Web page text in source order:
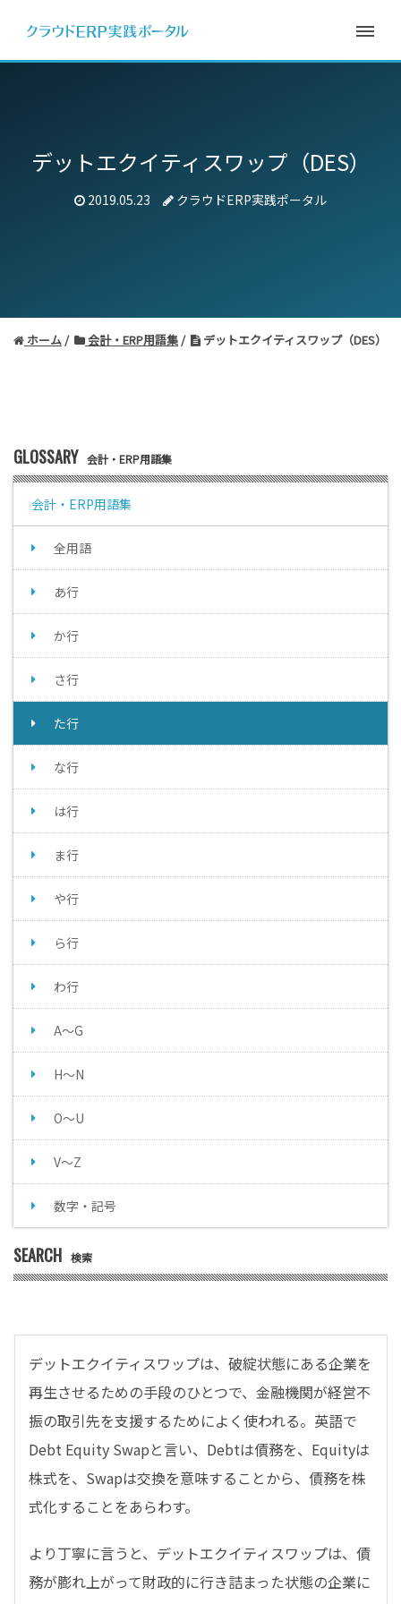
デットエクイティスワップ（DES）
2019.05.23 クラウドERP実践ポータル
ホーム 会計・ERP用語集 デットエクイティスワップ（DES）
GLOSSARY 会計・ERP用語集
会計・ERP用語集
全用語
あ行
か行
さ行
た行
な行
は行
ま行
や行
ら行
わ行
A～G
H～N
O～U
V～Z
数字・記号
SEARCH 検索
デットエクイティスワップは、破綻状態にある企業を
再生させるための手段のひとつで、金融機関が経営不
振の取引先を支援するためによく使われる。英語で
Debt Equity Swapと言い、Debtは債務を、Equityは
株式を、Swapは交換を意味することから、債務を株
式化することをあらわす。
より丁寧に言うと、デットエクイティスワップは、債
務が膨れ上がって財政的に行き詰まった状態の企業に